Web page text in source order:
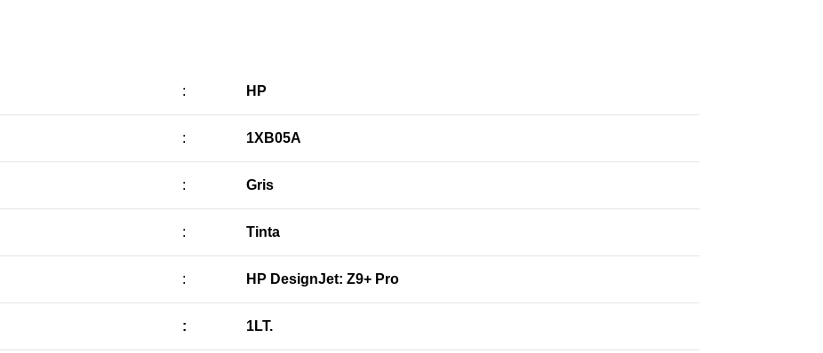
: HP
: 1XB05A
: Gris
: Tinta
: HP DesignJet: Z9+ Pro
: 1LT.